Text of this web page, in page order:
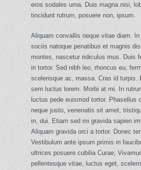
eros sodales urna. Duis magna nisi,
tincidunt rutrum, posuere non, ipsum.
Aliquam convallis neque vitae diam. In
sociis natoque penatibus et magnis
montes, nascetur ridiculus mus. Duis
in tortor. Sed nibh leo, rhoncus eu,
scelerisque ac, massa. Cras id turpis.
sem luctus lorem. Morbi at mi. In
luctus pede euismod tortor. Phasellus
neque justo, venenatis sit amet,
in, dui. Etiam sed mi gravida sapien
Aliquam gravida orci a tortor. Donec
Vestibulum ante ipsum primis in
ultrices posuere cubilia Curae;
pellentesque vitae, luctus eget,